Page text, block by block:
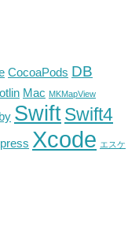
CocoaPods DB
Mac MKMapView
SwiftSwift4
Xcode エスケ